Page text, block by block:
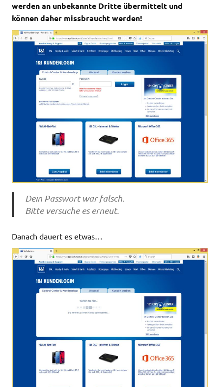
werden an unbekannte Dritte übermittelt und
können daher missbraucht werden!
Dein Passwort war falsch.
Bitte versuche es erneut.
Danach dauert es etwas…